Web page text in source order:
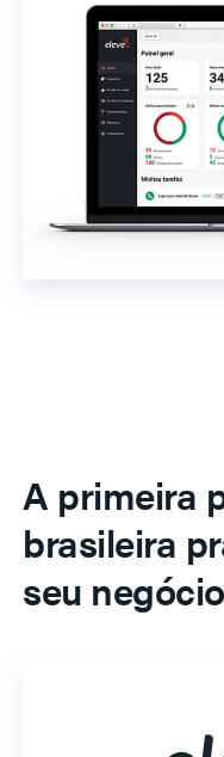
A primeira
brasileira
seu